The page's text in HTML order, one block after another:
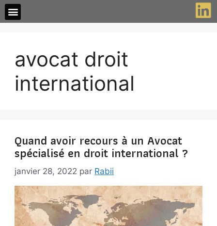
avocat droit
international
Quand avoir recours à un Avocat
spécialisé en droit international ?
janvier 28, 2022 par Rabii